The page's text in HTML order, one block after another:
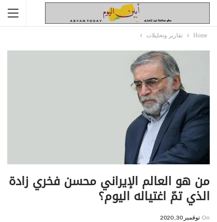
Home تقارير وتحليلات
من هو العالم الإيراني محسن فخري زادة
الذي تمّ اغتياله اليوم؟
On نوفمبر 30, 2020